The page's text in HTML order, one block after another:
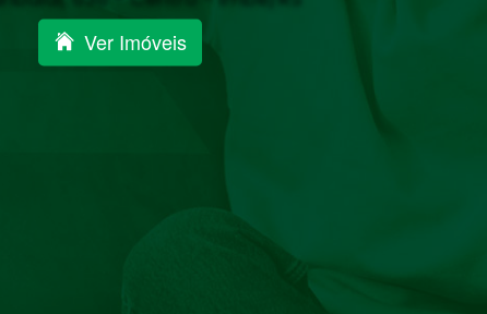
Ver Imóveis